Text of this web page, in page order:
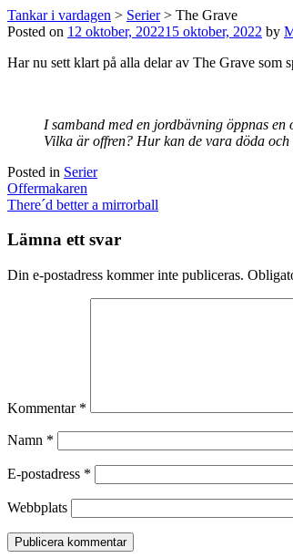
Tankar i vardagen > Serier> The Grave
Posted on 12 oktober, 202215 oktober, 2022 by
Har nu sett klart på alla delar av The Grave som
I samband med en jordbävning öppnas
Vilka är offren? Hur kan de vara döda
Posted in Serier
Post
navigation
Offermakaren
There´d better a mirrorball
Lämna ett svar
Din e-postadress kommer inte publiceras.
Kommentar *
Namn *
E-postadress *
Webbplats